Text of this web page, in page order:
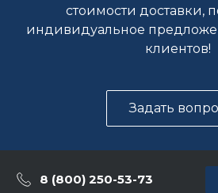
стоимости доставки,
индивидуальное
клиентов!
Задать
8 (800) 250-53-73